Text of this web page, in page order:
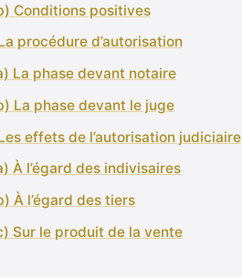
Conditions positives
procédure d’autorisation
La phase devant notaire
La phase devant le juge
effets de l’autorisation judiciaire
À l’égard des indivisaires
À l’égard des tiers
Sur le produit de la vente